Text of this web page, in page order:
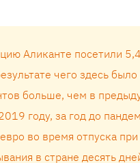
Аликанте посетили
чего здесь
больше, чем в
году, за год до
во время отпуска
в стране десять